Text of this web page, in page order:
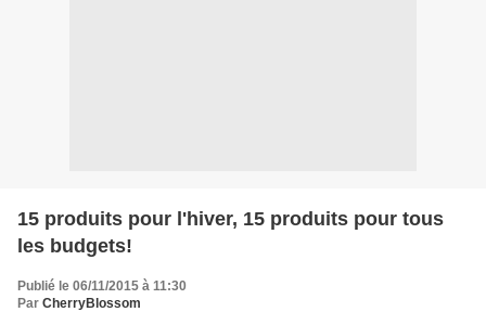
15 produits pour l'hiver, 15 produits pour tous
les budgets!
Publié le 06/11/2015 à 11:30
Par CherryBlossom